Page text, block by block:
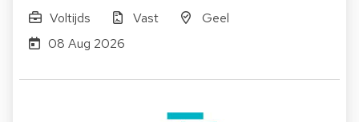
Voltijds Vast
Geel
08 Aug 2026